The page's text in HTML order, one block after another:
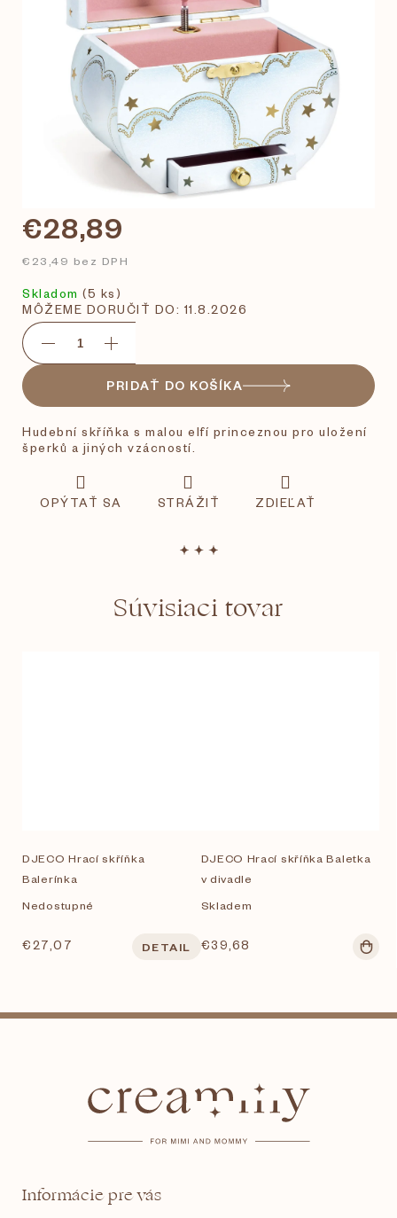
€28,89
€23,49 bez DPH
Skladom (5 ks)
MÔŽEME DORUČIŤ DO: 11.8.2026
PRIDAŤ DO KOŠÍKA
Hudební skříňka s malou elfí princeznou pro uložení
šperků a jiných vzácností.
OPÝTAŤ SA STRÁŽIŤ ZDIEĽAŤ
Súvisiaci tovar
DJECO Hrací skříňka
Balerínka
Nedostupné
€27,07 DETAIL
DJECO Hrací skříňka Baletka
v divadle
Skladem
€39,68
Informácie pre vás